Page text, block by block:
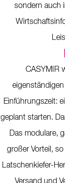
sondern auch
CASYMIR
Einführungszeit:
geplant starten.
Das modulare,
großer Vorteil,
Latschenkiefer-